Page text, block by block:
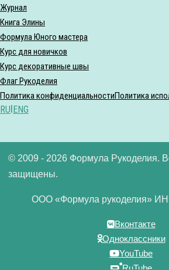
Журнал
Книга Элины
Формула Юного мастера
Курс для новичков
Курс декоративные швы
Флаг Рукоделия
Политика конфиденциальностиПолитика
RU ENG
© 2009 - 2026 Формула Рукоделия.
защищены.
ООО «Формула рукоделия»
Вконтакте
Одноклассники
YouTube
RuTube